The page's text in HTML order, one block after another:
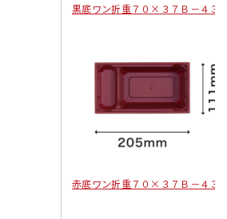
黒底ワン折重７０×３７Ｂ－４３
赤底ワン折重７０×３７Ｂ－４３